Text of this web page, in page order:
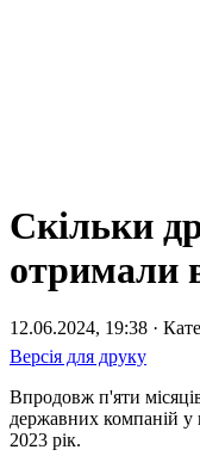
Скільки
отримали
12.06.2024, 19:38 ·
Версія для друку
Впродовж п'яти
державних компаній у
2023 рік.